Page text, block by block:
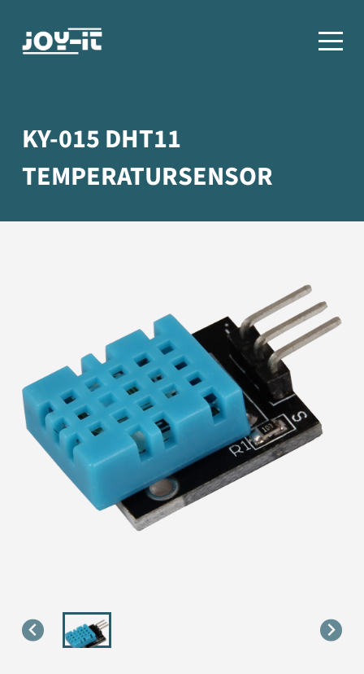
KY-015 DHT11
TEMPERATURSENSOR